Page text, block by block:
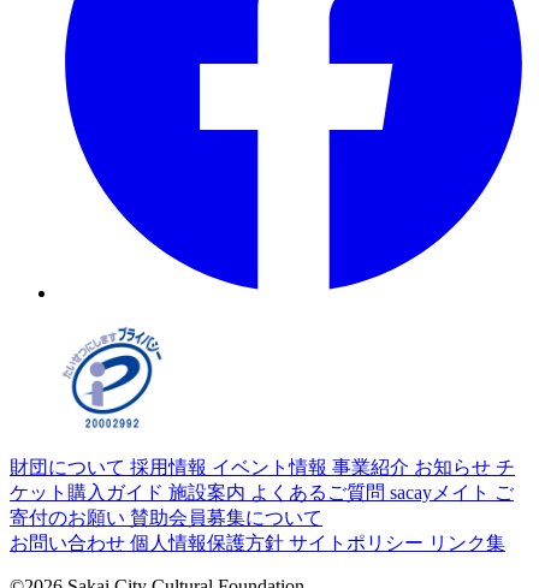
財団について 採用情報 イベント情報 事業紹介 お知らせ チ
ケット購入ガイド 施設案内 よくあるご質問 sacayメイト ご
寄付のお願い 賛助会員募集について
お問い合わせ 個人情報保護方針 サイトポリシー リンク集